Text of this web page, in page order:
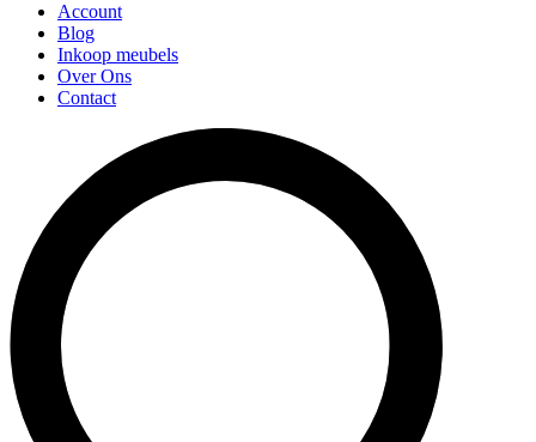
Account
Blog
Inkoop meubels
Over Ons
Contact